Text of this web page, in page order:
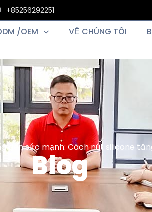
+85256292251
/OEM VỀ CHÚNG TÔI
sức mạnh: Cách nút silicone
Blog